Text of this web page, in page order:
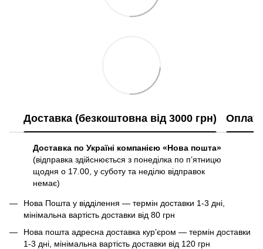
Доставка (безкоштовна від 3000 грн)
Доставка по Україні компанією «Нова пошта»
(відправка здійснюється з понеділка по пʼятницю
щодня о 17.00, у суботу та неділю відправок
немає)
Нова Пошта у відділення — термін доставки 1-3 дні,
мінімальна вартість доставки від 80 грн
Нова пошта адресна доставка курʼєром — термін доставки
1-3 дні, мінімальна вартість доставки від 120 грн